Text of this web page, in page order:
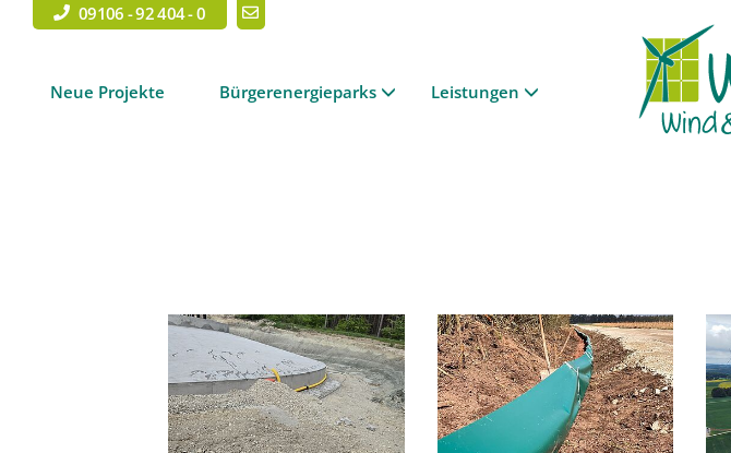
09106 - 92 404 - 0
Neue Projekte Bürgerenergieparks Leistungen